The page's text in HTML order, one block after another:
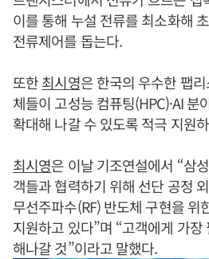
이를 통해 누설 전류를 최소화해
전류제어를 돕는다.
또한최시영은 한국의 우수한 팹
체들이 고성능 컴퓨팅(HPC)·AI 분
확대해 나갈 수 있도록 적극 지원
최시영은 이날 기조연설에서 “삼
객들과 협력하기 위해 선단 공정
무선주파수(RF) 반도체 구현을 위
지원하고 있다”며 “고객에게 가
해나갈 것”이라고 말했다.